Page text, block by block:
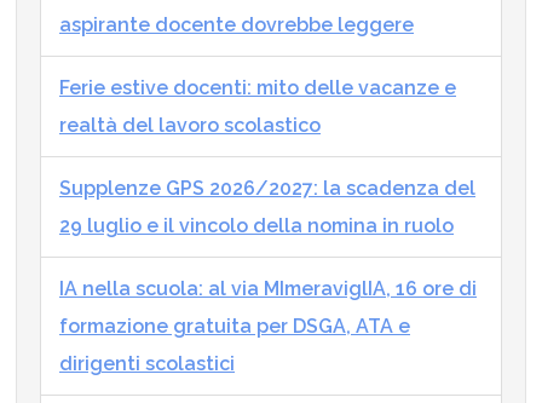
aspirante docente dovrebbe leggere
Ferie estive docenti: mito delle vacanze e
realtà del lavoro scolastico
Supplenze GPS 2026/2027: la scadenza del
29 luglio e il vincolo della nomina in ruolo
IA nella scuola: al via MImeraviglIA, 16 ore di
formazione gratuita per DSGA, ATA e
dirigenti scolastici